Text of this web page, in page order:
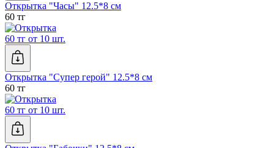
Открытка "Часы" 12.5*8 см
60 тг
60 тг от 10 шт.
Открытка "Супер герой" 12.5*8 см
60 тг
60 тг от 10 шт.